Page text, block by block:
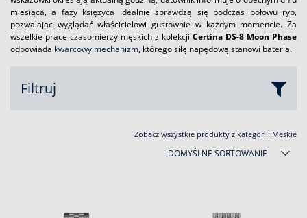
miesiąca, a fazy księżyca idealnie sprawdzą się podczas połowu ryb,
pozwalając wyglądać właścicielowi gustownie w każdym momencie. Za
wszelkie prace czasomierzy męskich z kolekcji Certina DS-8 Moon Phase
odpowiada kwarcowy mechanizm, którego siłę napędową stanowi bateria.
Filtruj
Zobacz wszystkie produkty z kategorii: Męskie
DOMYŚLNE SORTOWANIE